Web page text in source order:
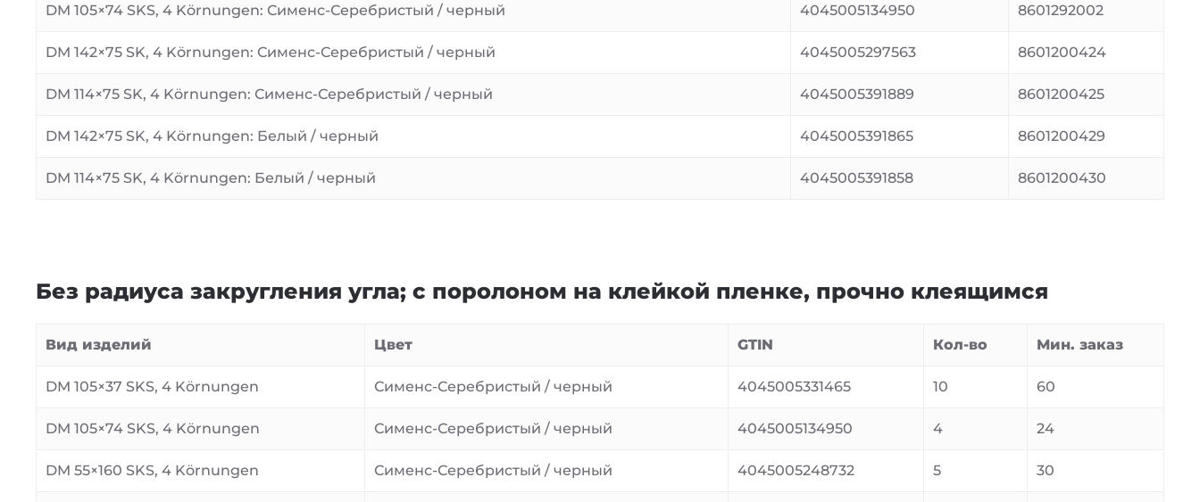
DM 105×74 SKS, 4 Körnungen: Сименс-Серебристый / черный 4045005134950 8601292002
DM 142×75 SK, 4 Körnungen: Сименс-Серебристый / черный 4045005297563 8601200424
DM 114×75 SK, 4 Körnungen: Сименс-Серебристый / черный 4045005391889 8601200425
DM 142×75 SK, 4 Körnungen: Белый / черный 4045005391865 8601200429
DM 114×75 SK, 4 Körnungen: Белый / черный 4045005391858 8601200430
Без радиуса закругления угла; с поролоном на клейкой пленке, прочно клеящимся
Вид изделий Цвет GTIN Кол-во Мин. заказ
DM 105×37 SKS, 4 Körnungen Сименс-Серебристый / черный 4045005331465 10 60
DM 105×74 SKS, 4 Körnungen Сименс-Серебристый / черный 4045005134950 4 24
DM 55×160 SKS, 4 Körnungen Сименс-Серебристый / черный 4045005248732 5 30